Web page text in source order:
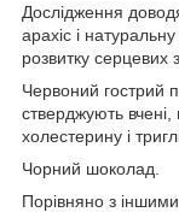
Дослідження
арахіс і
розвитку серцевих
Червоний гострий
стверджують
холестерину і
Чорний шоколад.
Порівняно з